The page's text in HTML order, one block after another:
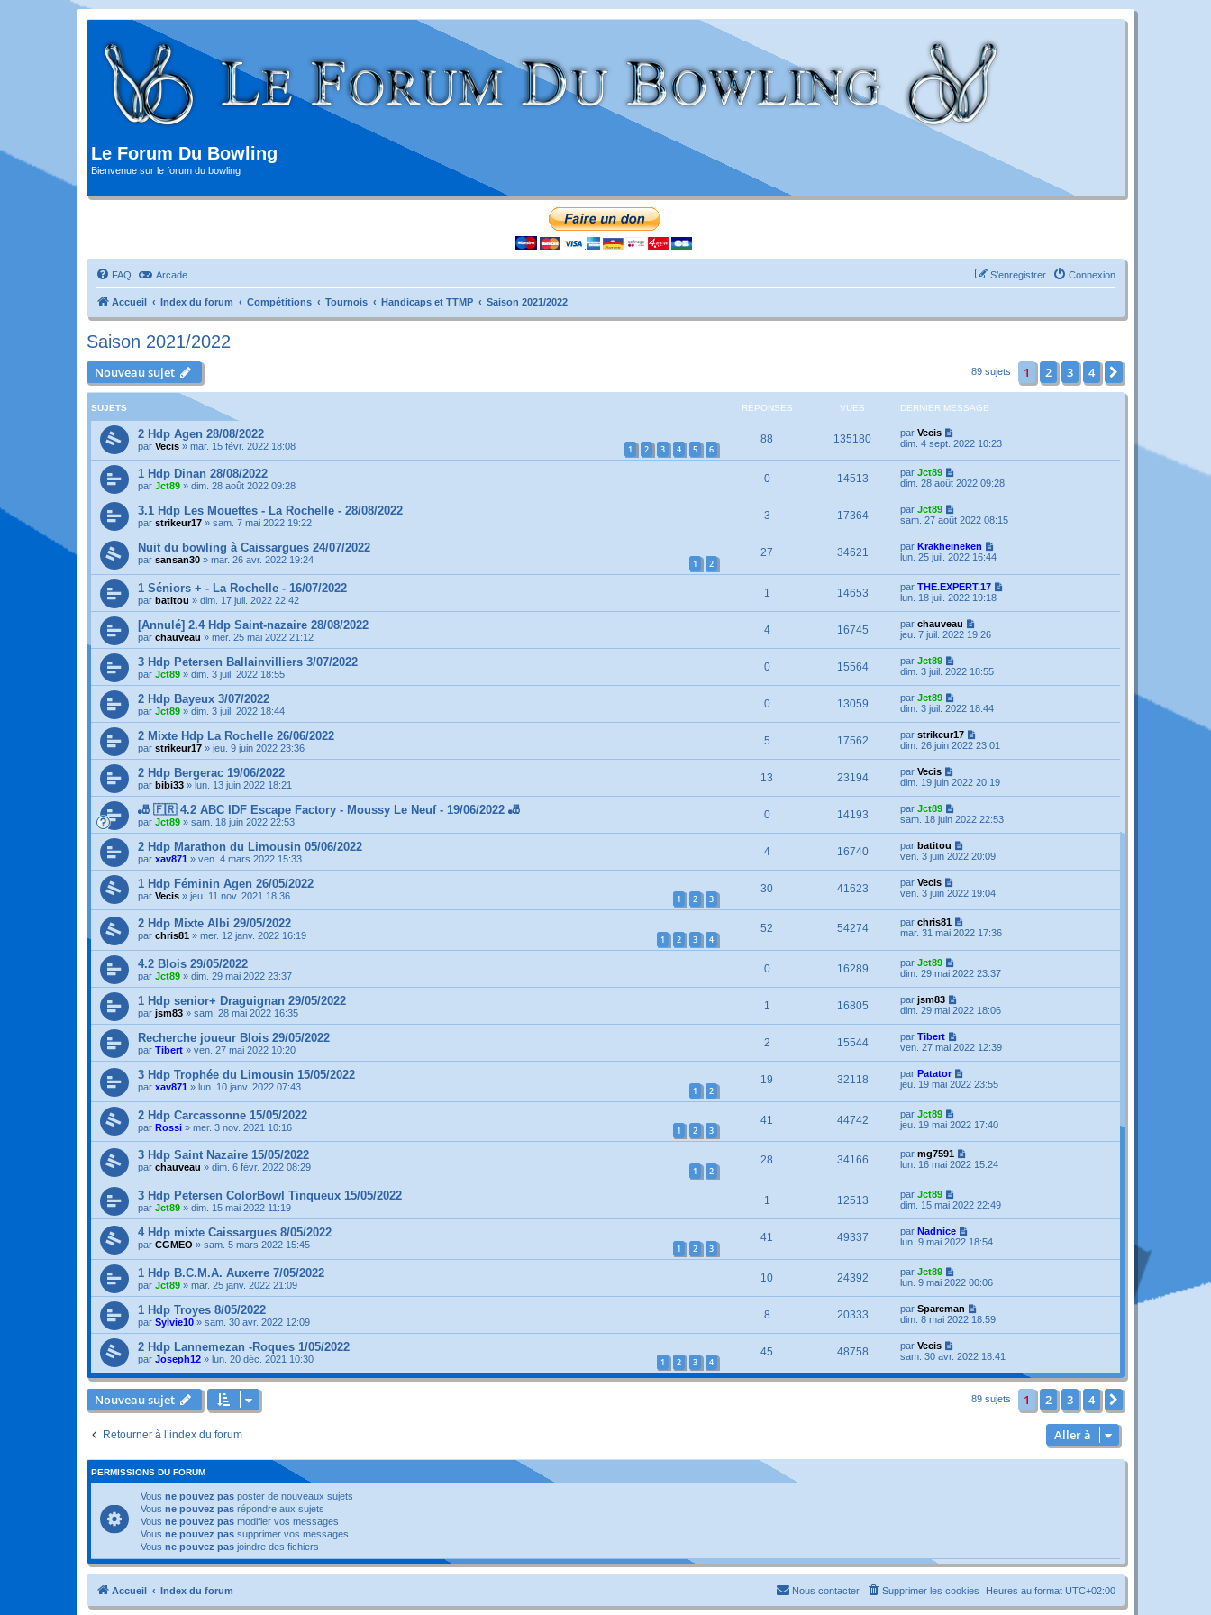
Le Forum Du Bowling
Bienvenue sur le forum du bowling
FAQ Arcade Connexion
S’enregistrer
Accueil Index du forum Compétitions Tournois Handicaps et TTMP Saison 2021/2022
Saison 2021/2022
Nouveau sujet 89 sujets 1 2 3 4
SUJETS RÉPONSES VUES DERNIER MESSAGE
2 Hdp Agen 28/08/2022
par Vecis » mar. 15 févr. 2022 18:08 1 2 3 4 5 6
88 135180 par Vecis
dim. 4 sept. 2022 10:23
1 Hdp Dinan 28/08/2022
par Jct89 » dim. 28 août 2022 09:28
0 14513 par Jct89
dim. 28 août 2022 09:28
3.1 Hdp Les Mouettes - La Rochelle - 28/08/2022
par strikeur17 » sam. 7 mai 2022 19:22
3 17364 par Jct89
sam. 27 août 2022 08:15
Nuit du bowling à Caissargues 24/07/2022
par sansan30 » mar. 26 avr. 2022 19:24 1 2
27 34621 par Krakheineken
lun. 25 juil. 2022 16:44
1 Séniors + - La Rochelle - 16/07/2022
par batitou » dim. 17 juil. 2022 22:42
1 14653 par THE.EXPERT.17
lun. 18 juil. 2022 19:18
[Annulé] 2.4 Hdp Saint-nazaire 28/08/2022
par chauveau » mer. 25 mai 2022 21:12
4 16745 par chauveau
jeu. 7 juil. 2022 19:26
3 Hdp Petersen Ballainvilliers 3/07/2022
par Jct89 » dim. 3 juil. 2022 18:55
0 15564 par Jct89
dim. 3 juil. 2022 18:55
2 Hdp Bayeux 3/07/2022
par Jct89 » dim. 3 juil. 2022 18:44
0 13059 par Jct89
dim. 3 juil. 2022 18:44
2 Mixte Hdp La Rochelle 26/06/2022
par strikeur17 » jeu. 9 juin 2022 23:36
5 17562 par strikeur17
dim. 26 juin 2022 23:01
2 Hdp Bergerac 19/06/2022
par bibi33 » lun. 13 juin 2022 18:21
13 23194 par Vecis
dim. 19 juin 2022 20:19
🎳 🇫🇷 4.2 ABC IDF Escape Factory - Moussy Le Neuf - 19/06/2022 🎳
par Jct89 » sam. 18 juin 2022 22:53
0 14193 par Jct89
sam. 18 juin 2022 22:53
2 Hdp Marathon du Limousin 05/06/2022
par xav871 » ven. 4 mars 2022 15:33
4 16740 par batitou
ven. 3 juin 2022 20:09
1 Hdp Féminin Agen 26/05/2022
par Vecis » jeu. 11 nov. 2021 18:36 1 2 3
30 41623 par Vecis
ven. 3 juin 2022 19:04
2 Hdp Mixte Albi 29/05/2022
par chris81 » mer. 12 janv. 2022 16:19 1 2 3 4
52 54274 par chris81
mar. 31 mai 2022 17:36
4.2 Blois 29/05/2022
par Jct89 » dim. 29 mai 2022 23:37
0 16289 par Jct89
dim. 29 mai 2022 23:37
1 Hdp senior+ Draguignan 29/05/2022
par jsm83 » sam. 28 mai 2022 16:35
1 16805 par jsm83
dim. 29 mai 2022 18:06
Recherche joueur Blois 29/05/2022
par Tibert » ven. 27 mai 2022 10:20
2 15544 par Tibert
ven. 27 mai 2022 12:39
3 Hdp Trophée du Limousin 15/05/2022
par xav871 » lun. 10 janv. 2022 07:43 1 2
19 32118 par Patator
jeu. 19 mai 2022 23:55
2 Hdp Carcassonne 15/05/2022
par Rossi » mer. 3 nov. 2021 10:16 1 2 3
41 44742 par Jct89
jeu. 19 mai 2022 17:40
3 Hdp Saint Nazaire 15/05/2022
par chauveau » dim. 6 févr. 2022 08:29 1 2
28 34166 par mg7591
lun. 16 mai 2022 15:24
3 Hdp Petersen ColorBowl Tinqueux 15/05/2022
par Jct89 » dim. 15 mai 2022 11:19
1 12513 par Jct89
dim. 15 mai 2022 22:49
4 Hdp mixte Caissargues 8/05/2022
par CGMEO » sam. 5 mars 2022 15:45 1 2 3
41 49337 par Nadnice
lun. 9 mai 2022 18:54
1 Hdp B.C.M.A. Auxerre 7/05/2022
par Jct89 » mar. 25 janv. 2022 21:09
10 24392 par Jct89
lun. 9 mai 2022 00:06
1 Hdp Troyes 8/05/2022
par Sylvie10 » sam. 30 avr. 2022 12:09
8 20333 par Spareman
dim. 8 mai 2022 18:59
2 Hdp Lannemezan -Roques 1/05/2022
par Joseph12 » lun. 20 déc. 2021 10:30 1 2 3 4
45 48758 par Vecis
sam. 30 avr. 2022 18:41
Nouveau sujet 89 sujets 1 2 3 4
Retourner à l’index du forum Aller à
PERMISSIONS DU FORUM
Vous ne pouvez pas poster de nouveaux sujets
Vous ne pouvez pas répondre aux sujets
Vous ne pouvez pas modifier vos messages
Vous ne pouvez pas supprimer vos messages
Vous ne pouvez pas joindre des fichiers
Accueil Index du forum Heures au format UTC+02:00
Supprimer les cookies
Nous contacter